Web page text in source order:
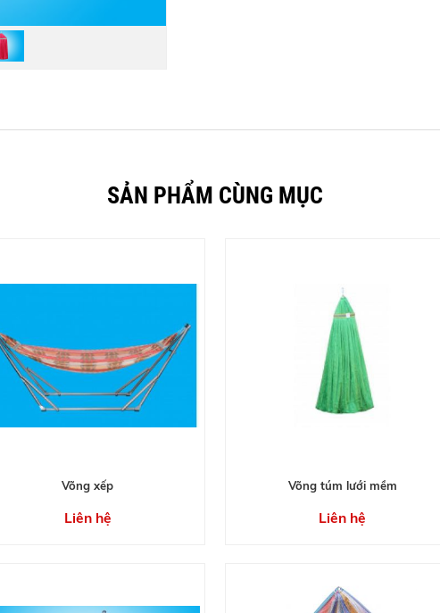
SẢN PHẨM CÙNG MỤC
Võng xếp
Liên hệ
Võng túm lưới mềm
Liên hệ